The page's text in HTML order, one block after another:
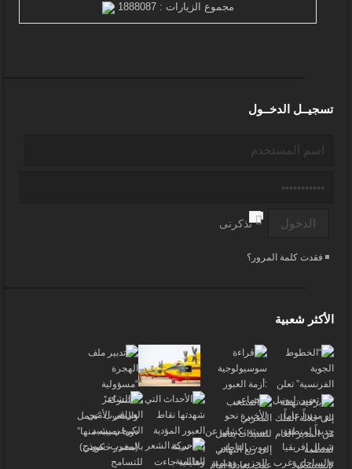
مجموع الزيارات : 1888087
تسجيــل الدخــول
تذكرنى
فقدت كلمة المرور؟
الأكثر شعبية